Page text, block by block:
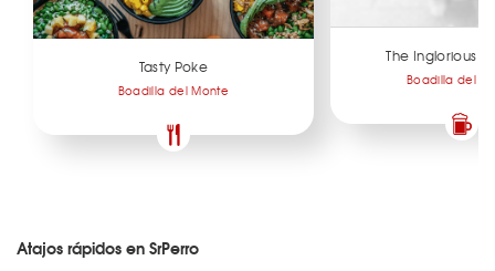
Tasty Poke
Boadilla del Monte
The Inglorious
Boadilla del
Atajos rápidos en SrPerro